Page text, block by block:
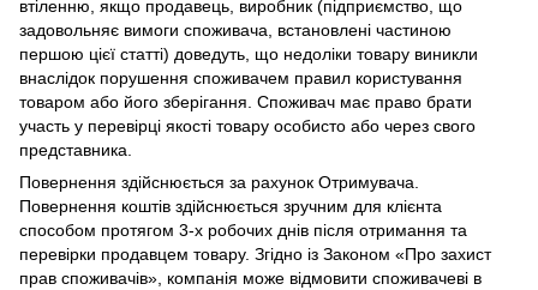
втіленню, якщо продавець, виробник (підприємство, що
задовольняє вимоги споживача, встановлені частиною
першою цієї статті) доведуть, що недоліки товару виникли
внаслідок порушення споживачем правил користування
товаром або його зберігання. Споживач має право брати
участь у перевірці якості товару особисто або через свого
представника.
Повернення здійснюється за рахунок Отримувача.
Повернення коштів здійснюється зручним для клієнта
способом протягом 3-х робочих днів після отримання та
перевірки продавцем товару. Згідно із Законом «Про захист
прав споживачів», компанія може відмовити споживачеві в